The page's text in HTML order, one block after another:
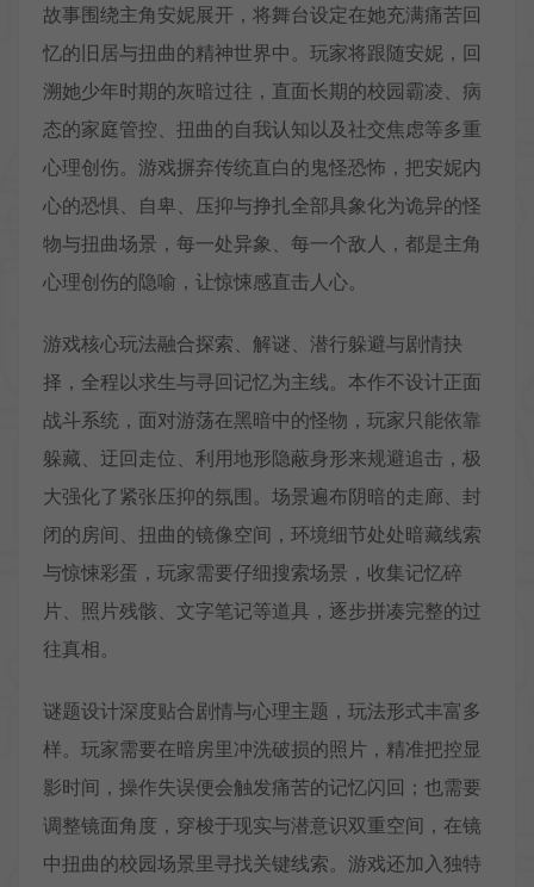
故事围绕主角安妮展开，将舞台设定在她充满痛苦回
忆的旧居与扭曲的精神世界中。玩家将跟随安妮，回
溯她少年时期的灰暗过往，直面长期的校园霸凌、病
态的家庭管控、扭曲的自我认知以及社交焦虑等多重
心理创伤。游戏摒弃传统直白的鬼怪恐怖，把安妮内
心的恐惧、自卑、压抑与挣扎全部具象化为诡异的怪
物与扭曲场景，每一处异象、每一个敌人，都是主角
心理创伤的隐喻，让惊悚感直击人心。
游戏核心玩法融合探索、解谜、潜行躲避与剧情抉
择，全程以求生与寻回记忆为主线。本作不设计正面
战斗系统，面对游荡在黑暗中的怪物，玩家只能依靠
躲藏、迂回走位、利用地形隐蔽身形来规避追击，极
大强化了紧张压抑的氛围。场景遍布阴暗的走廊、封
闭的房间、扭曲的镜像空间，环境细节处处暗藏线索
与惊悚彩蛋，玩家需要仔细搜索场景，收集记忆碎
片、照片残骸、文字笔记等道具，逐步拼凑完整的过
往真相。
谜题设计深度贴合剧情与心理主题，玩法形式丰富多
样。玩家需要在暗房里冲洗破损的照片，精准把控显
影时间，操作失误便会触发痛苦的记忆闪回；也需要
调整镜面角度，穿梭于现实与潜意识双重空间，在镜
中扭曲的校园场景里寻找关键线索。游戏还加入独特